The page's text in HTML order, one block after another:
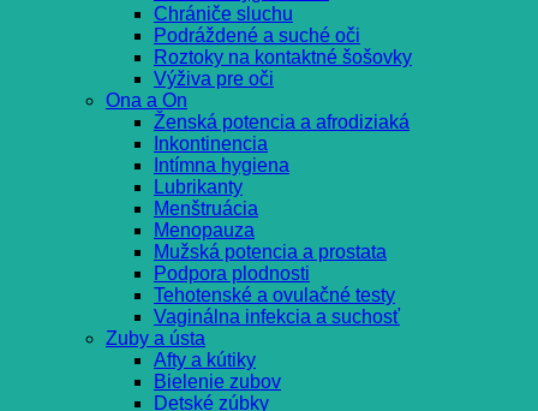
Chrániče sluchu
Podráždené a suché oči
Roztoky na kontaktné šošovky
Výživa pre oči
Ona a On
Ženská potencia a afrodiziaká
Inkontinencia
Intímna hygiena
Lubrikanty
Menštruácia
Menopauza
Mužská potencia a prostata
Podpora plodnosti
Tehotenské a ovulačné testy
Vaginálna infekcia a suchosť
Zuby a ústa
Afty a kútiky
Bielenie zubov
Detské zúbky